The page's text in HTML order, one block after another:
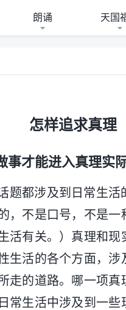
朗诵 天国
怎样追求真理
才能进入真理实
题都涉及到日常生
，不是口号，不是
活有关。）真理和
生活的各个方面，
走的道路。哪一项真
常生活中涉及到一